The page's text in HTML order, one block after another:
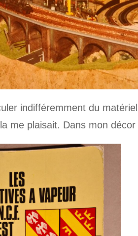
indifféremment du
me plaisait. Dans mon